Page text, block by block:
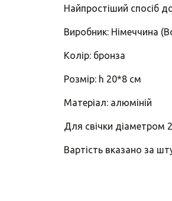
Найпростіший спосіб
Виробник: Німеччина
Колір: бронза
Розмір: h 20*8 см
Матеріал: алюміній
Для свічки діаметром
Вартість вказано за